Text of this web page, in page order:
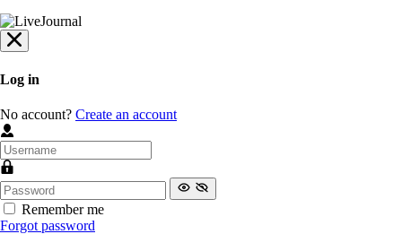
Log in
No account? Create an account
Remember me
Forgot password